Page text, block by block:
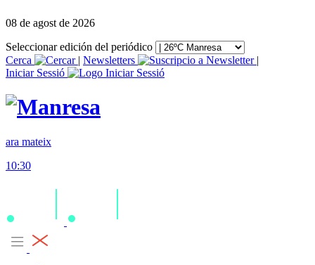
08 de agost de 2026
Seleccionar edición del periódico
Cerca
| Newsletters
|
Iniciar Sessió
ara mateix
10:30